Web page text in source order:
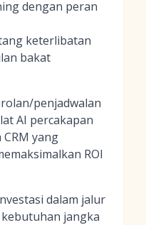
dengan peran
keterlibatan
bakat
penjadwalan
AI percakapan
yang
ROI
dalam jalur
jangka